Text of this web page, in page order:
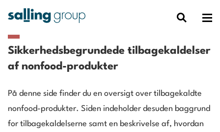
Sikkerhedsbegrundede tilbagekaldelser
af nonfood-produkter
På denne side finder du en oversigt over tilbagekaldte
nonfood-produkter. Siden indeholder desuden baggrund
for tilbagekaldelserne samt en beskrivelse af, hvordan